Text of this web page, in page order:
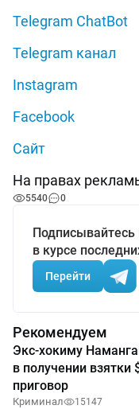
Telegram ChatBot
Telegram канал
Instagram
Facebook
Сайт
На правах
5540 0
Подписывайтесь
в курсе
Перейти
Рекомендуем
Экс-хокиму
в получении взятки
приговор
Криминал 15147